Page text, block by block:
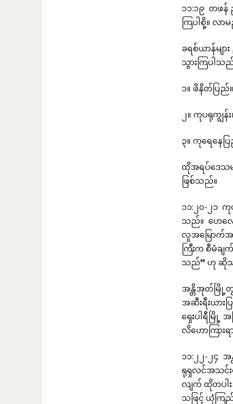
၁၁:၁၉ တဖန်
ကြပါစို့။ လ
ခရစ်ယာန်မျ
သွားကြပါသ
၁။ ဖိနိတ်ပြ
၂။ ကုပရုကျွ
၃။ ကုရေနေပ
ထိုအရပ်ဒေသမ
ဖြစ်သည်။
၁၁:၂၀-၂၁
သည်။ ဟေလ
လူအမြောက်
ကြီးက စီမံခ
သည်” ဟု ဆို
အန္တိအုတ်မြို့
အဆီးရီးယာ
ရှေးပါရီမြို့
လိဟောကြား
၁၁:၂၂-၂၄
ရုရှလင်အသင်
လျက် ထိုတပါ
သဖြင့် ယုံကြည်